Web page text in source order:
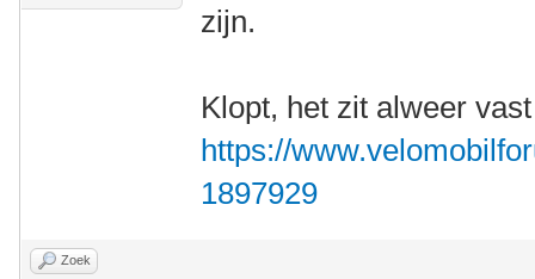
zijn.
Klopt, het zit alweer vast
https://
1897929
Zoek